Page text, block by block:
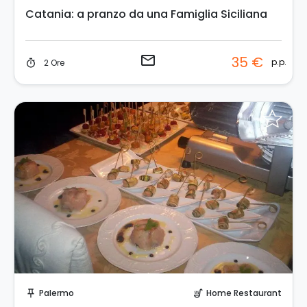
Catania: a pranzo da una Famiglia Siciliana
timer 2 Ore email 35 € p.p.
push_pin Palermo soup_kitchen Home Restaurant